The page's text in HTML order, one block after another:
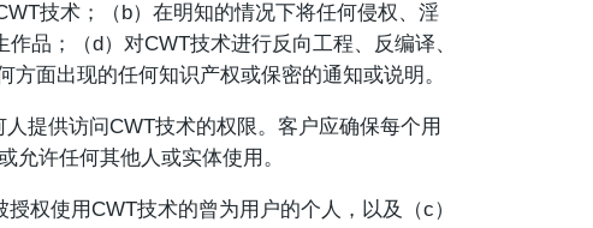
技术；（b）在明知的情况下将任何侵权、淫
品；（d）对CWT技术进行反向工程、反编译、
面出现的任何知识产权或保密的通知或说明。
提供访问CWT技术的权限。客户应确保每个用
允许任何其他人或实体使用。
权使用CWT技术的曾为用户的个人，以及（c）